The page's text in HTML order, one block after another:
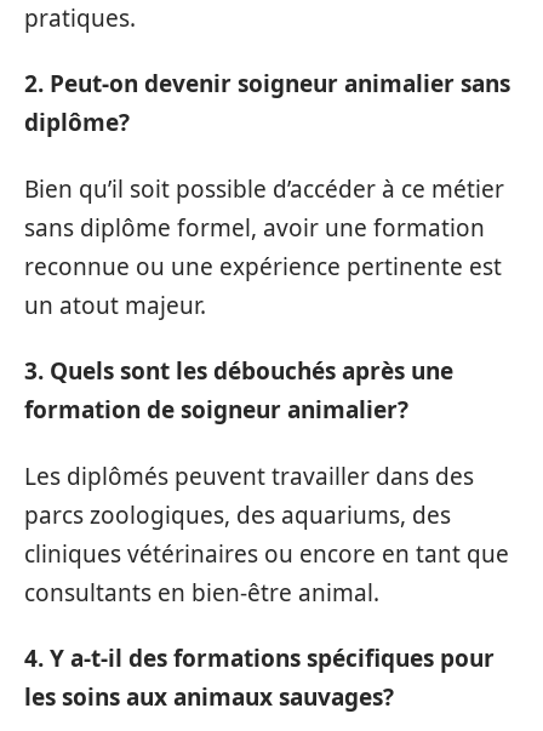
pratiques.
2. Peut-on devenir soigneur animalier sans
diplôme?
Bien qu’il soit possible d’accéder à ce métier
sans diplôme formel, avoir une formation
reconnue ou une expérience pertinente est
un atout majeur.
3. Quels sont les débouchés après une
formation de soigneur animalier?
Les diplômés peuvent travailler dans des
parcs zoologiques, des aquariums, des
cliniques vétérinaires ou encore en tant que
consultants en bien-être animal.
4. Y a-t-il des formations spécifiques pour
les soins aux animaux sauvages?